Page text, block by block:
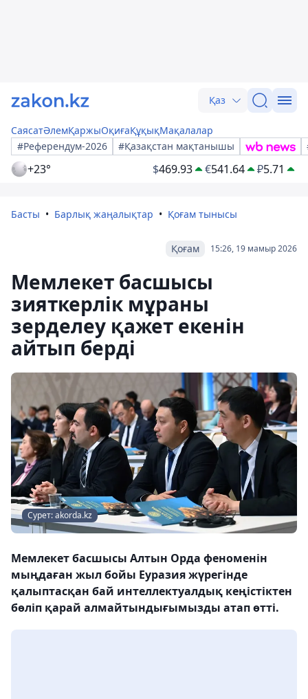
Қаз
СаясатӘлемҚаржыОқиғаҚұқықМақалалар
#Референдум-2026
#Қазақстан мақтанышы
+23° $469.93 €541.64 ₽5.71
Басты Барлық жаңалықтар Қоғам тынысы
15:26, 19 мамыр 2026
Қоғам
Мемлекет басшысы
зияткерлік мұраны
зерделеу қажет екенін
айтып берді
Сурет: akorda.kz
Мемлекет басшысы Алтын Орда феноменін
мыңдаған жыл бойы Еуразия жүрегінде
қалыптасқан бай интеллектуалдық кеңістіктен
бөліп қарай алмайтындығымызды атап өтті.